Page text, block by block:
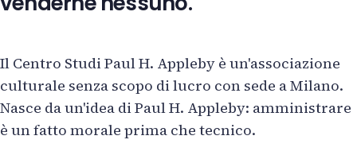
Il Centro Studi Paul H. Appleby è un'associazione
culturale senza scopo di lucro con sede a Milano.
Nasce da un'idea di Paul H. Appleby: amministrare
è un fatto morale prima che tecnico.